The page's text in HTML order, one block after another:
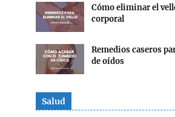
Cómo eliminar el
corporal
Remedios caseros
de oídos
Salud